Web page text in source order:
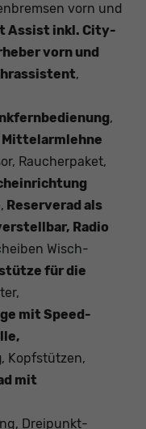
vorn und
Assist inkl. City-
vorn und
,
,
Mittelarmlehne
Raucherpaket,
Reserverad als
Radio
Wisch-
für die
mit Speed-
, Kopfstützen,
mit
Dreipunkt-